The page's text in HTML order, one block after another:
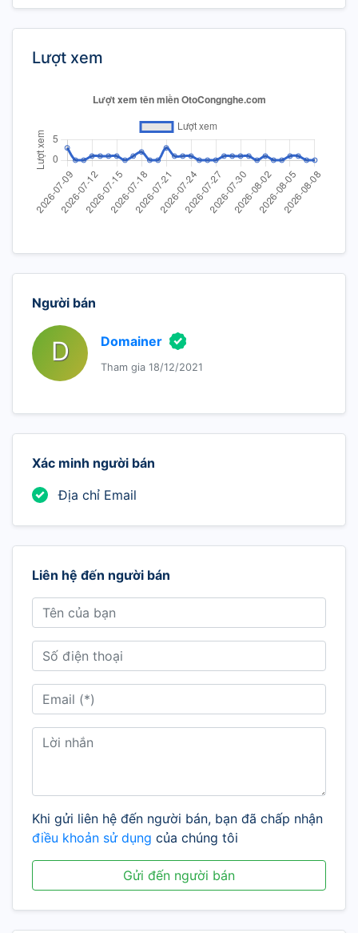
Lượt xem
Người bán
D Domainer
Tham gia 18/12/2021
Xác minh người bán
Địa chỉ Email
Liên hệ đến người bán
Khi gửi liên hệ đến người bán, bạn đã chấp nhận
điều khoản sử dụng của chúng tôi
Gửi đến người bán